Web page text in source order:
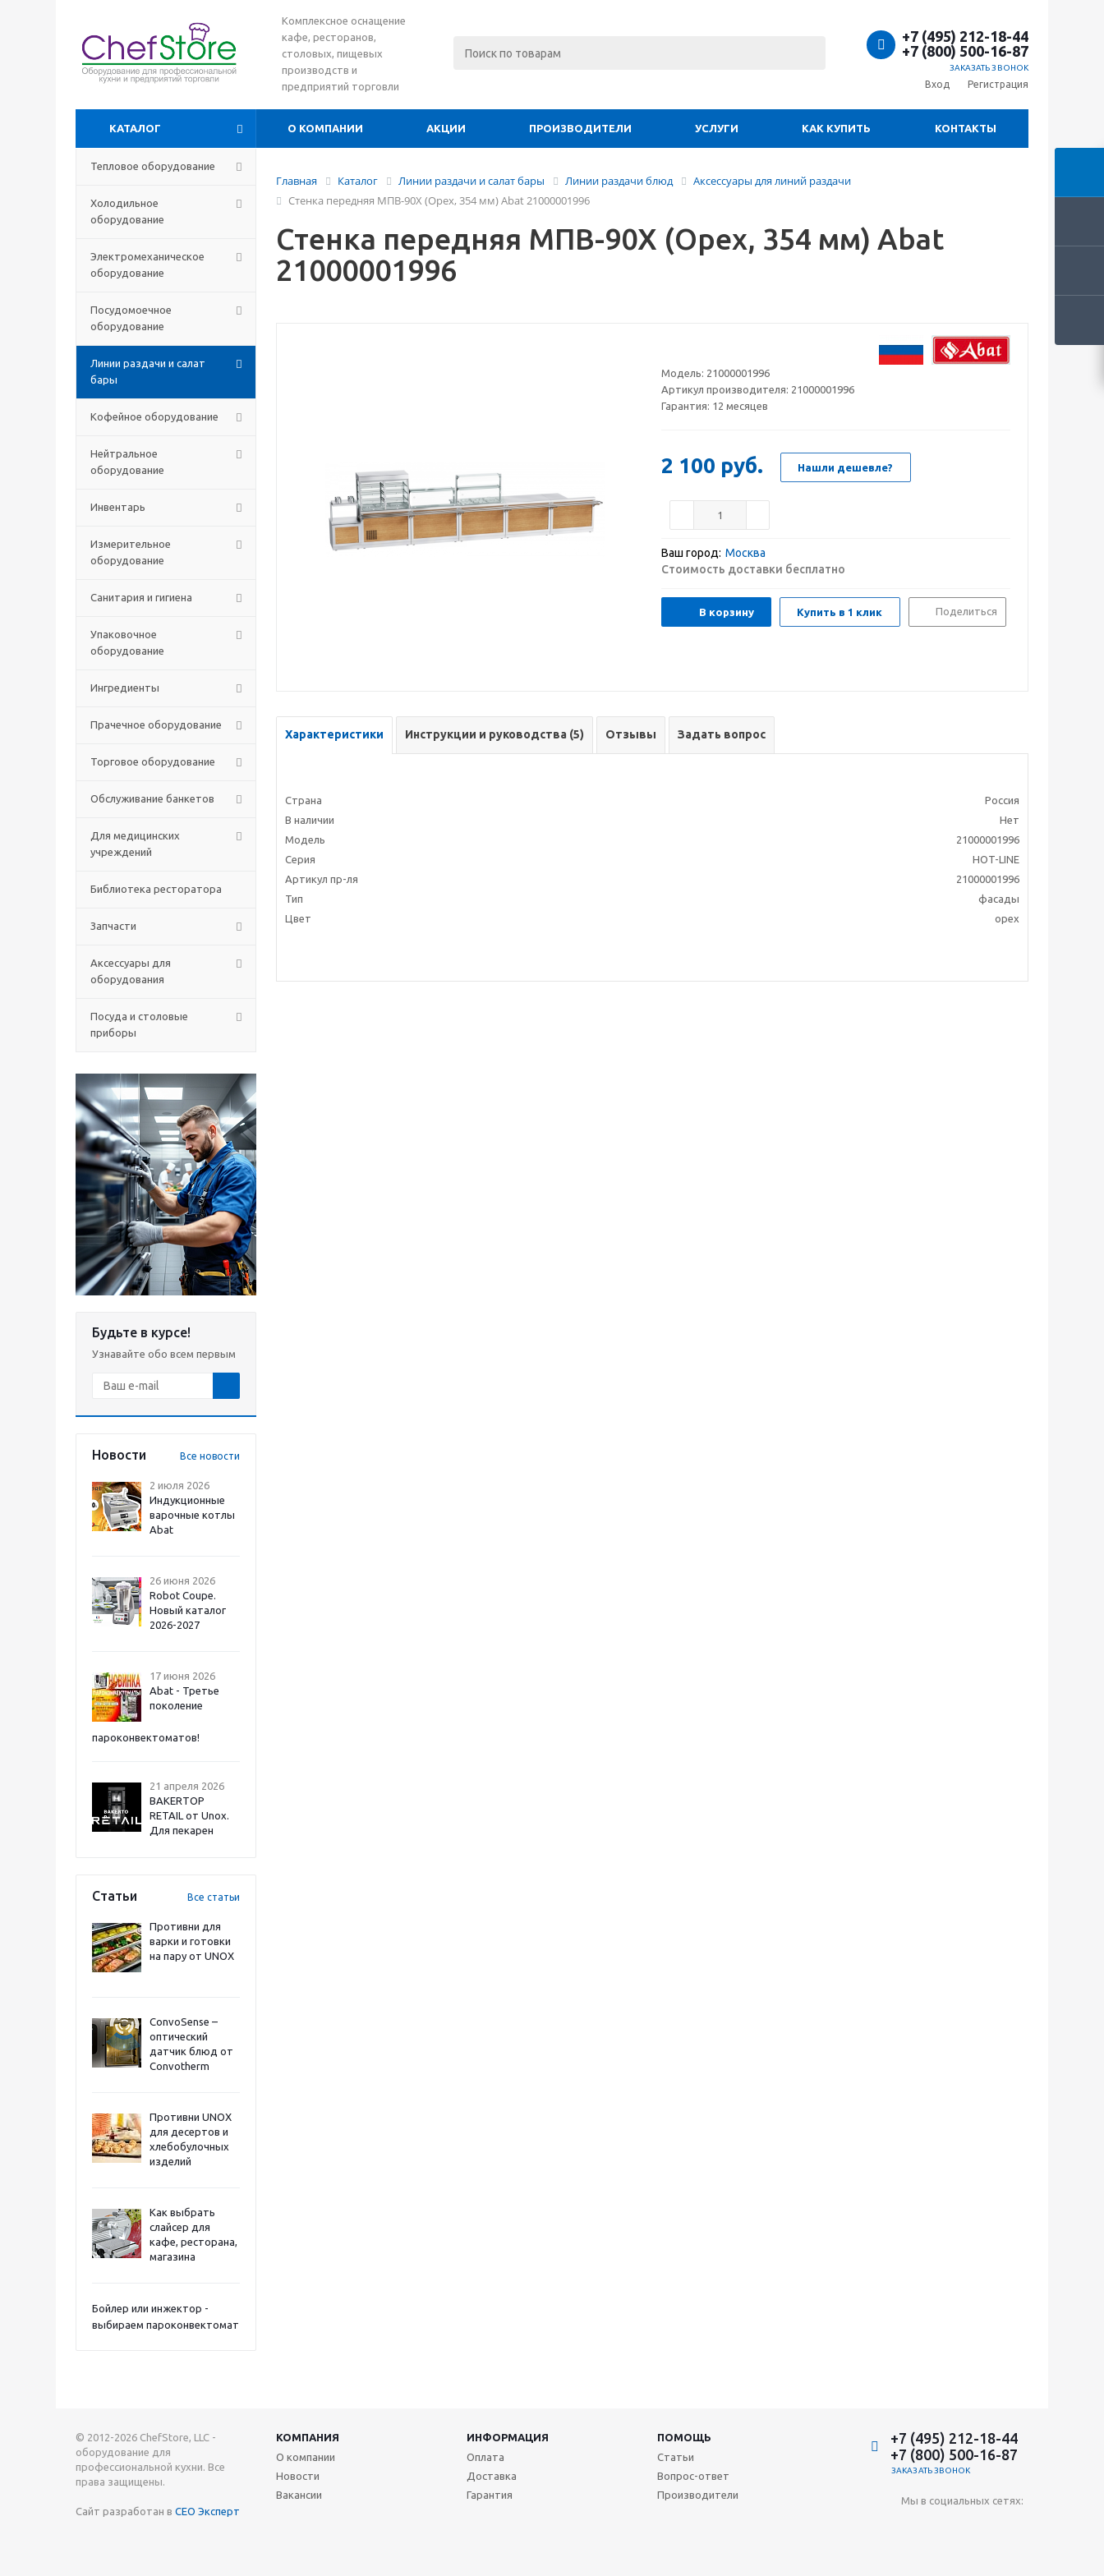
Комплексное оснащение
кафе, ресторанов,
столовых, пищевых
производств и
предприятий торговли
+7 (495) 212-18-44
+7 (800) 500-16-87
ЗАКАЗАТЬ ЗВОНОК
Вход Регистрация
КАТАЛОГ О КОМПАНИИ АКЦИИ ПРОИЗВОДИТЕЛИ УСЛУГИ КАК КУПИТЬ КОНТАКТЫ
Тепловое оборудование
Холодильное
оборудование
Электромеханическое
оборудование
Посудомоечное
оборудование
Линии раздачи и салат
бары
Кофейное оборудование
Нейтральное
оборудование
Инвентарь
Измерительное
оборудование
Санитария и гигиена
Упаковочное
оборудование
Ингредиенты
Прачечное оборудование
Торговое оборудование
Обслуживание банкетов
Для медицинских
учреждений
Библиотека ресторатора
Запчасти
Аксессуары для
оборудования
Посуда и столовые
приборы
Будьте в курсе!
Узнавайте обо всем первым
Новости Все новости
2 июля 2026
Индукционные
варочные котлы
Abat
26 июня 2026
Robot Coupe.
Новый каталог
2026-2027
17 июня 2026
Abat - Третье
поколение
пароконвектоматов!
21 апреля 2026
BAKERTOP
RETAIL от Unox.
Для пекарен
Статьи Все статьи
Противни для
варки и готовки
на пару от UNOX
ConvoSense –
оптический
датчик блюд от
Convotherm
Противни UNOX
для десертов и
хлебобулочных
изделий
Как выбрать
слайсер для
кафе, ресторана,
магазина
Бойлер или инжектор -
выбираем пароконвектомат
Главная Каталог Линии раздачи и салат бары Линии раздачи блюд
Аксессуары для линий раздачи
Стенка передняя МПВ-90Х (Орех, 354 мм) Abat 21000001996
Стенка передняя МПВ-90Х (Орех, 354 мм) Abat
21000001996
Модель: 21000001996
Артикул производителя: 21000001996
Гарантия: 12 месяцев
2 100 руб. Нашли дешевле?
Ваш город: Москва
Стоимость доставки бесплатно
В корзину Купить в 1 клик Поделиться
Характеристики Инструкции и руководства (5) Отзывы Задать вопрос
Страна
Россия
В наличии
Нет
Модель
21000001996
Серия
HOT-LINE
Артикул пр-ля
21000001996
Тип
фасады
Цвет
орех
© 2012-2026 ChefStore, LLC -
оборудование для
профессиональной кухни. Все
права защищены.
Сайт разработан в СЕО Эксперт
КОМПАНИЯ ИНФОРМАЦИЯ
ПОМОЩЬ
О компании
Новости
Вакансии
Оплата
Доставка
Гарантия
Статьи
Вопрос-ответ
Производители
+7 (495) 212-18-44
+7 (800) 500-16-87
ЗАКАЗАТЬ ЗВОНОК
Мы в социальных сетях: